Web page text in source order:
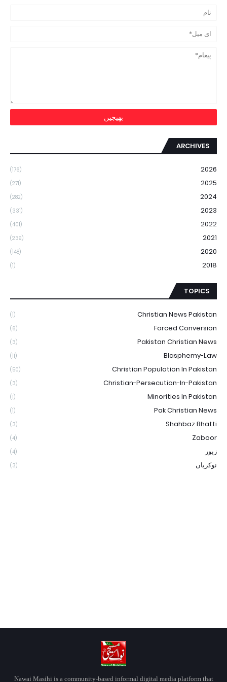
ARCHIVES
2026
(176)
2025
(271)
2024
(282)
2023
(331)
2022
(401)
2021
(239)
2020
(148)
2018
(1)
TOPICS
Christian News Pakistan
(1)
Forced Conversion
(6)
Pakistan Christian News
(3)
Blasphemy-Law
(11)
Christian Population In Pakistan
(50)
Christian-Persecution-In-Pakistan
(3)
Minorities In Pakistan
(1)
Pak Christian News
(1)
Shahbaz Bhatti
(3)
Zaboor
(4)
زبور (4)
نوکریاں (3)
Nawai Masihi is a community-based informal digital media platform that